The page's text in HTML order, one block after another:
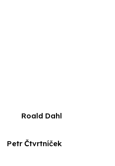
Roald Dahl
Petr Čtvrtníček